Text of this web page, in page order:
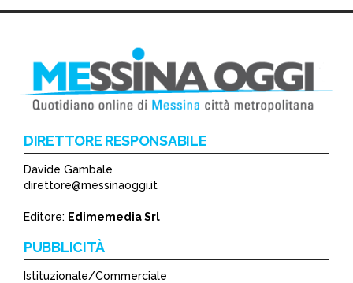
*
DIRETTORE RESPONSABILE
Davide Gambale
direttore@messinaoggi.it
Editore: Edimemedia Srl
PUBBLICITÀ
Istituzionale/Commerciale